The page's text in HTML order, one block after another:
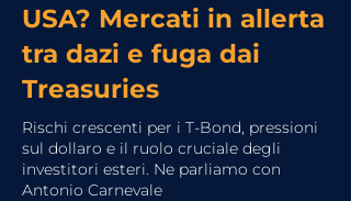
USA? Mercati in allerta
tra dazi e fuga dai
Treasuries
Rischi crescenti per i T-Bond, pressioni
sul dollaro e il ruolo cruciale degli
investitori esteri. Ne parliamo con
Antonio Carnevale